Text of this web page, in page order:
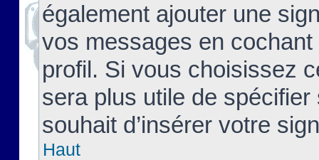
également ajouter une
vos messages en
profil. Si vous choisissez
sera plus utile de
souhait d’insérer votre
Haut